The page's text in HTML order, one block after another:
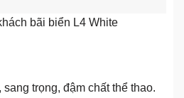
bãi biển L4 White
trọng, đậm chất thể thao.